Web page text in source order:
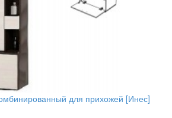
для прихожей [Инес]